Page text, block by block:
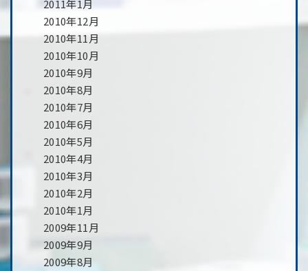
2011年1月
2010年12月
2010年11月
2010年10月
2010年9月
2010年8月
2010年7月
2010年6月
2010年5月
2010年4月
2010年3月
2010年2月
2010年1月
2009年11月
2009年9月
2009年8月